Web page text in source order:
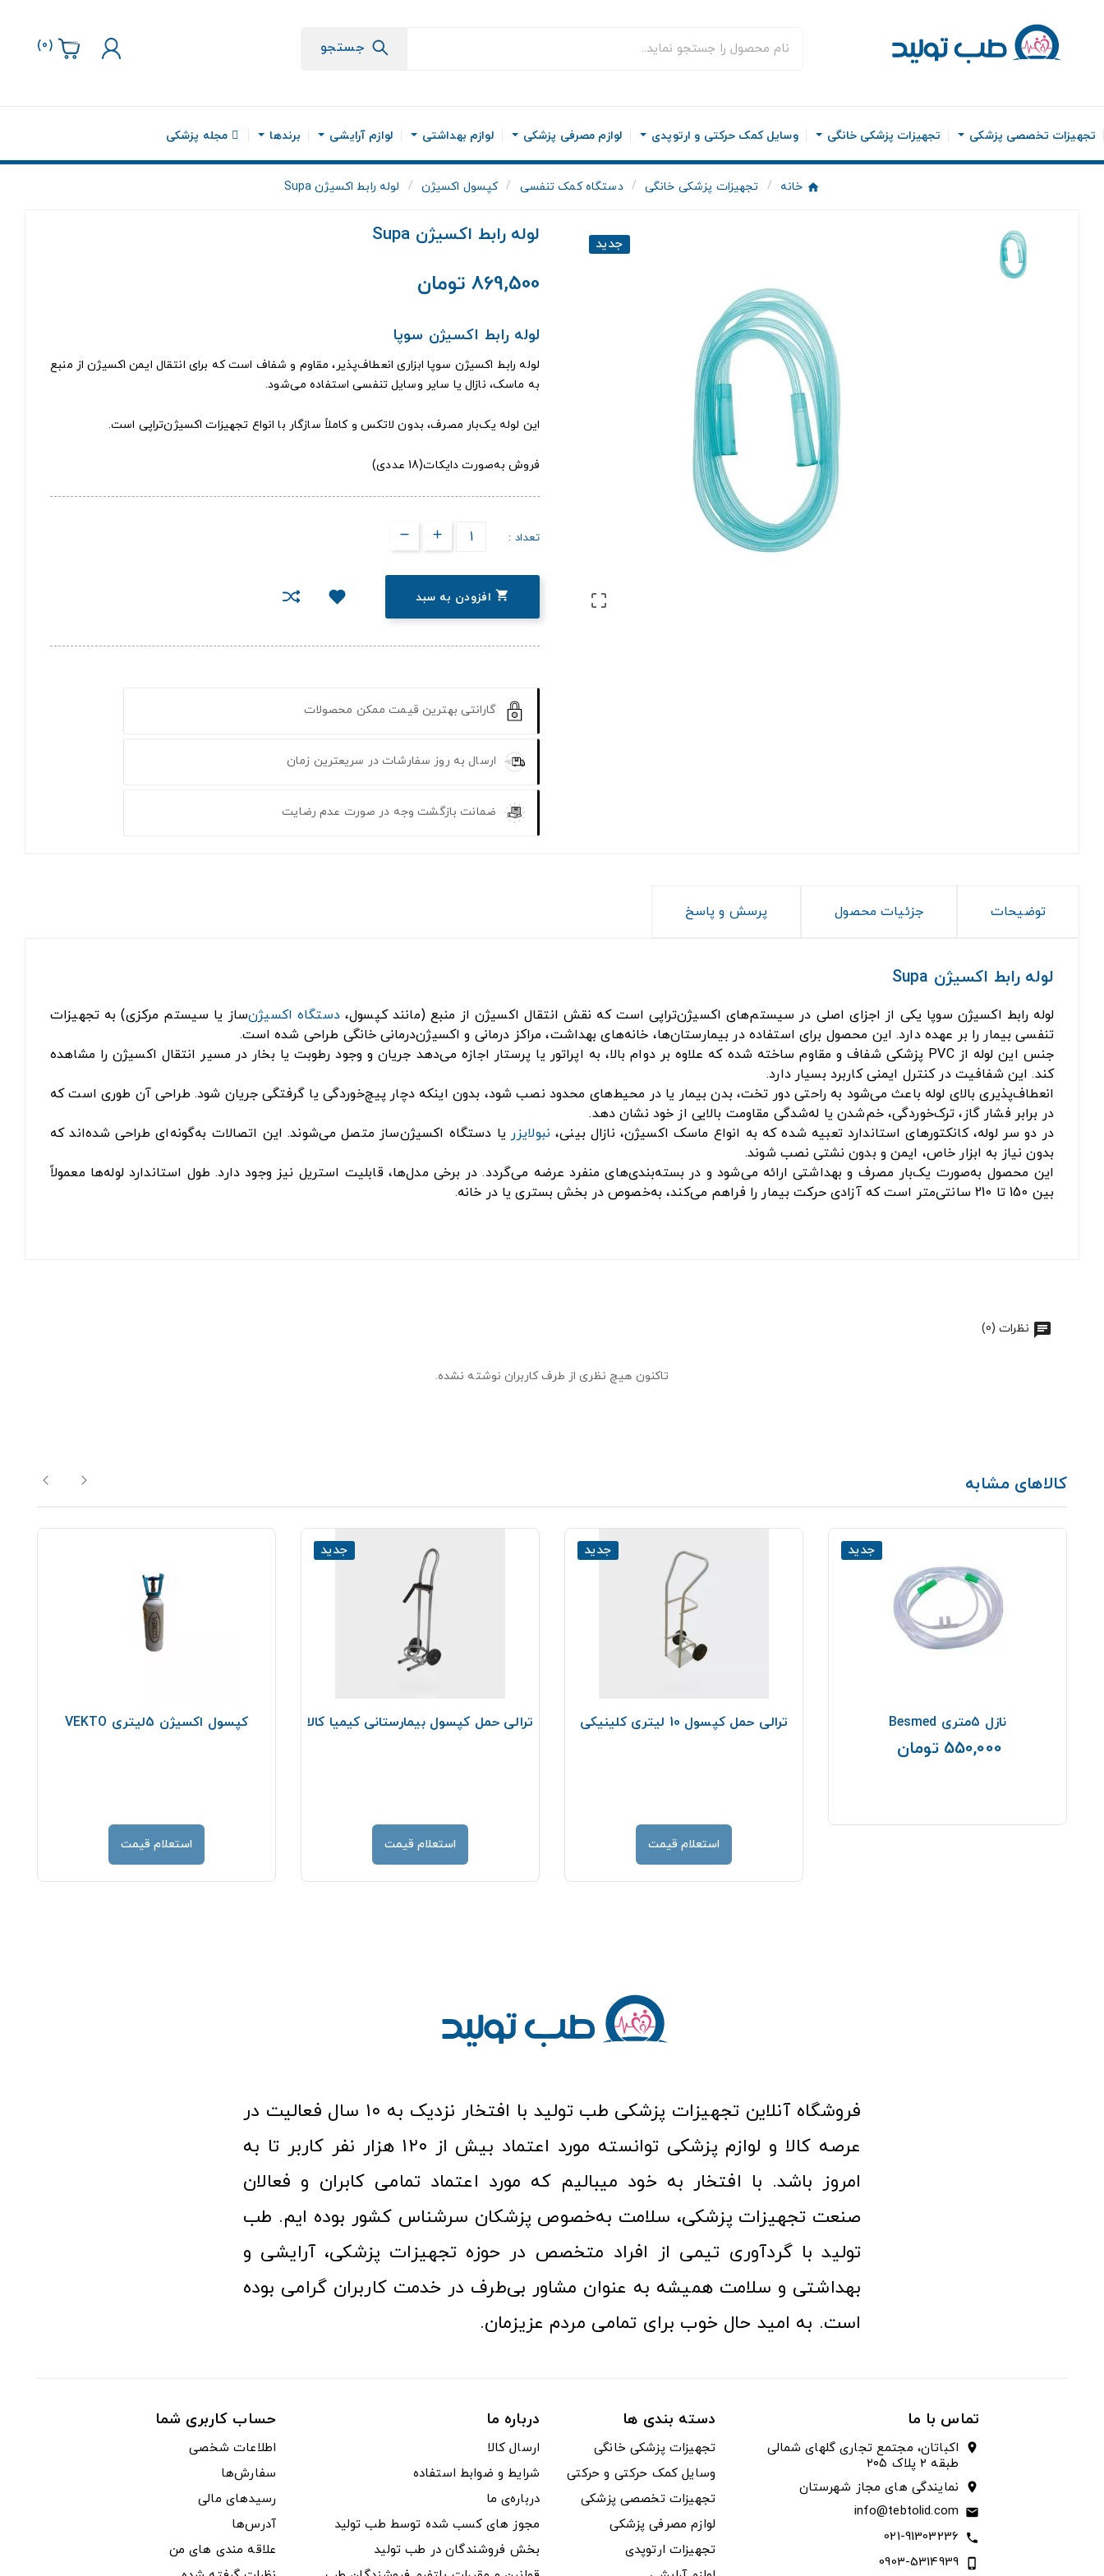
جستجو (
0
)
تجهیزات تخصصی پزشکی تجهیزات پزشکی خانگی وسایل کمک حرکتی و ارتوپدی لوازم مصرفی پزشکی لوازم بهداشتی لوازم آرایشی برندها مجله پزشکی
خانه تجهیزات پزشکی خانگی دستگاه کمک تنفسی کپسول اکسیژن لوله رابط اکسیژن Supa
جدید

لوله رابط اکسیژن Supa
869,500 تومان
لوله رابط اکسیژن سوپا
لوله رابط اکسیژن سوپا ابزاری انعطاف‌پذیر، مقاوم و شفاف است که برای انتقال ایمن اکسیژن از منبع
به ماسک، نازال یا سایر وسایل تنفسی استفاده می‌شود.
این لوله یک‌بار مصرف، بدون لاتکس و کاملاً سازگار با انواع تجهیزات اکسیژن‌تراپی است.
فروش به‌صورت دایکات(18 عددی)
تعداد :
 افزودن به سبد
گارانتی بهترین قیمت ممکن محصولات
ارسال به روز سفارشات در سریعترین زمان
ضمانت بازگشت وجه در صورت عدم رضایت
توضیحات جزئیات محصول پرسش و پاسخ
لوله رابط اکسیژن Supa
لوله رابط اکسیژن سوپا یکی از اجزای اصلی در سیستم‌های اکسیژن‌تراپی است که نقش انتقال اکسیژن از منبع (مانند کپسول،دستگاه اکسیژن‌ساز یا سیستم مرکزی) به تجهیزات
تنفسی بیمار را بر عهده دارد. این محصول برای استفاده در بیمارستان‌ها، خانه‌های بهداشت، مراکز درمانی و اکسیژن‌درمانی خانگی طراحی شده است.
جنس این لوله از PVC پزشکی شفاف و مقاوم ساخته شده که علاوه بر دوام بالا، به اپراتور یا پرستار اجازه می‌دهد جریان و وجود رطوبت یا بخار در مسیر انتقال اکسیژن را مشاهده
کند. این شفافیت در کنترل ایمنی کاربرد بسیار دارد.
انعطاف‌پذیری بالای لوله باعث می‌شود به راحتی دور تخت، بدن بیمار یا در محیط‌های محدود نصب شود، بدون اینکه دچار پیچ‌خوردگی یا گرفتگی جریان شود. طراحی آن طوری است که
در برابر فشار گاز، ترک‌خوردگی، خم‌شدن یا له‌شدگی مقاومت بالایی از خود نشان دهد.
در دو سر لوله، کانکتورهای استاندارد تعبیه شده که به انواع ماسک اکسیژن، نازال بینی، نبولایزر یا دستگاه اکسیژن‌ساز متصل می‌شوند. این اتصالات به‌گونه‌ای طراحی شده‌اند که
بدون نیاز به ابزار خاص، ایمن و بدون نشتی نصب شوند.
این محصول به‌صورت یک‌بار مصرف و بهداشتی ارائه می‌شود و در بسته‌بندی‌های منفرد عرضه می‌گردد. در برخی مدل‌ها، قابلیت استریل نیز وجود دارد. طول استاندارد لوله‌ها معمولاً
بین 150 تا 210 سانتی‌متر است که آزادی حرکت بیمار را فراهم می‌کند، به‌خصوص در بخش بستری یا در خانه.
نظرات (0)
تاکنون هیچ نظری از طرف کاربران نوشته نشده.
کالاهای مشابه
جدید
نازل 5متری Besmed
550,000 تومان
جدید
ترالی حمل کپسول 10 لیتری کلینیکی
استعلام قیمت
جدید
ترالی حمل کپسول بیمارستانی کیمیا کالا
استعلام قیمت
کپسول اکسیژن 5لیتری VEKTO
استعلام قیمت
فروشگاه آنلاین تجهیزات پزشکی طب تولید با افتخار نزدیک به ۱۰ سال فعالیت در
عرصه کالا و لوازم پزشکی توانسته مورد اعتماد بیش از ۱۲۰ هزار نفر کاربر تا به
امروز باشد. با افتخار به خود میبالیم که مورد اعتماد تمامی کابران و فعالان
صنعت تجهیزات پزشکی، سلامت به‌خصوص پزشکان سرشناس کشور بوده ایم. طب
تولید با گردآوری تیمی از افراد متخصص در حوزه تجهیزات پزشکی، آرایشی و
بهداشتی و سلامت همیشه به عنوان مشاور بی‌طرف در خدمت کاربران گرامی بوده
است. به امید حال خوب برای تمامی مردم عزیزمان.
تماس با ما
location_on
اکباتان، مجتمع تجاری گلهای شمالی
طبقه ۲ پلاک ۲۰۵
location_on نمایندگی های مجاز شهرستان
email
info@tebtolid.com
call
021-91303236
phone_iphone
0903-5314939
دسته بندی ها
تجهیزات پزشکی خانگی
وسایل کمک حرکتی و حرکتی
تجهیزات تخصصی پزشکی
لوازم مصرفی پزشکی
تجهیزات ارتوپدی
درباره ما
ارسال کالا
شرایط و ضوابط استفاده
درباره‌ی ما
مجوز های کسب شده توسط طب تولید
بخش فروشندگان در طب تولید
حساب کاربری شما
اطلاعات شخصی
سفارش‌ها
رسیدهای مالی
آدرس‌ها
علاقه مندی های من